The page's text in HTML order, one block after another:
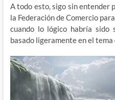
A todo esto, sigo sin entender
la Federación de Comercio
cuando lo lógico habría sido
basado ligeramente en el